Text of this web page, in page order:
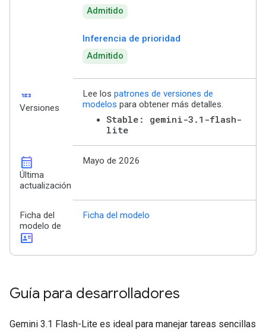
Admitido
Inferencia de prioridad
Admitido
123
Versiones
Lee los patrones de versiones de
modelos para obtener más detalles.
Stable: gemini-3.1-flash-
lite
calendar_month
Última
actualización
Mayo de 2026
Ficha del
modelo de
id_card
Ficha del modelo
Guía para desarrolladores
Gemini 3.1 Flash-Lite es ideal para manejar tareas sencillas